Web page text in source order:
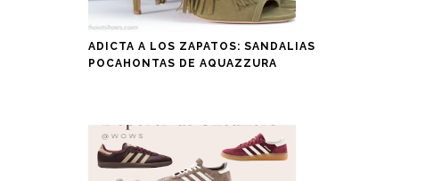
ADICTA A LOS ZAPATOS: SANDALIAS
POCAHONTAS DE AQUAZZURA